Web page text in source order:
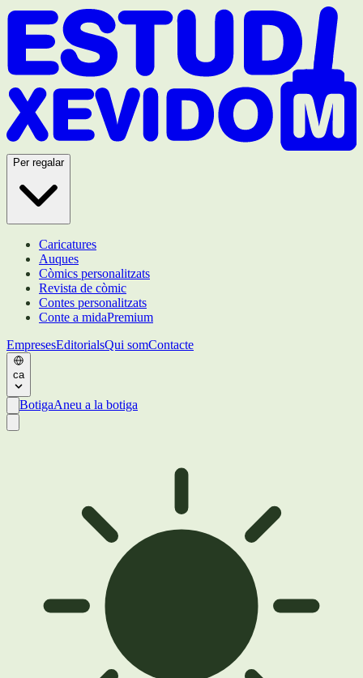
Per regalar
Caricatures
Auques
Còmics personalitzats
Revista de còmic
Contes personalitzats
Conte a midaPremium
EmpresesEditorialsQui somContacte
ca
BotigaAneu a la botiga